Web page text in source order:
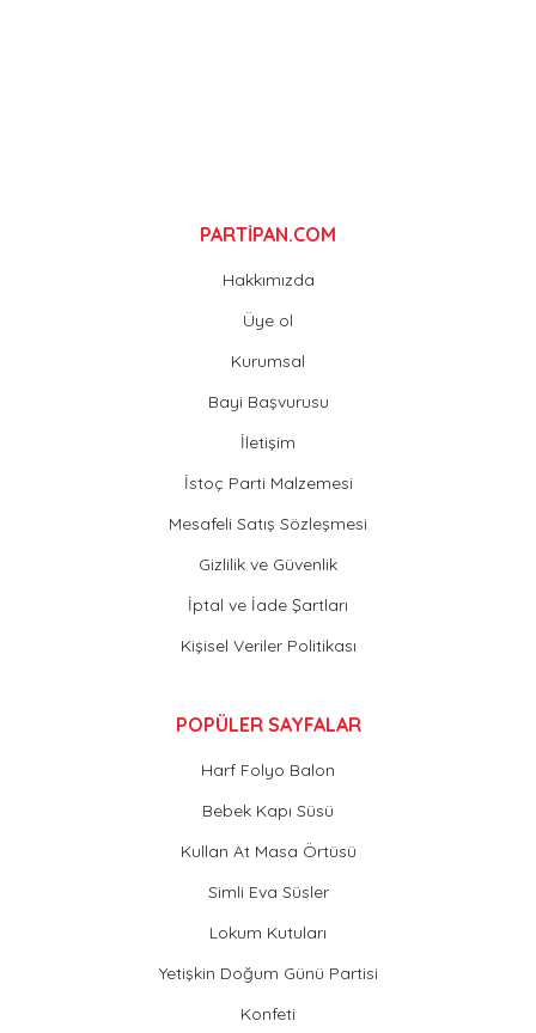
PARTİPAN.COM
Hakkımızda
Üye ol
Kurumsal
Bayi Başvurusu
İletişim
İstoç Parti Malzemesi
Mesafeli Satış Sözleşmesi
Gizlilik ve Güvenlik
İptal ve İade Şartları
Kişisel Veriler Politikası
POPÜLER SAYFALAR
Harf Folyo Balon
Bebek Kapı Süsü
Kullan At Masa Örtüsü
Simli Eva Süsler
Lokum Kutuları
Yetişkin Doğum Günü Partisi
Konfeti